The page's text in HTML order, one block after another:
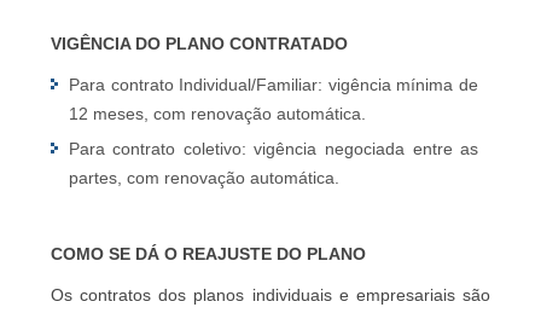
VIGÊNCIA DO PLANO CONTRATADO
Para contrato Individual/Familiar: vigência mínima de
12 meses, com renovação automática.
Para contrato coletivo: vigência negociada entre as
partes, com renovação automática.
COMO SE DÁ O REAJUSTE DO PLANO
Os contratos dos planos individuais e empresariais são